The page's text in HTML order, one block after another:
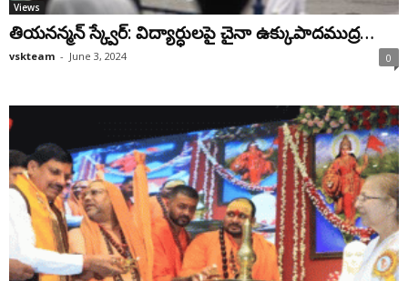
Views
తియనన్మన్ స్క్వేర్: విద్యార్ధులపై చైనా ఉక్కుపాదముద్ర…
vskteam - June 3, 2024 0